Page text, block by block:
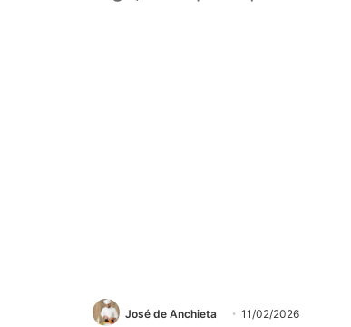
José de Anchieta 11/02/2026